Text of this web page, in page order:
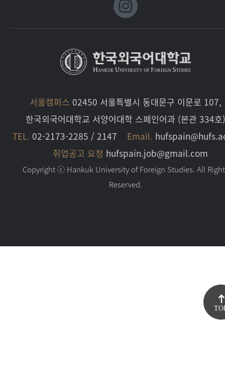
서울캠퍼스 02450 서울특별시 동대문구 이문로 107,
한국외국어대학교 서양어대학 스페인어과 (본관 334호)
TEL. 02-2173-2285 / 2147 Email.
취업공고 요청 hufspain.job@gmail.com
Copyright ⓒ Hankuk University of Foreign Studies. All
Reserved.